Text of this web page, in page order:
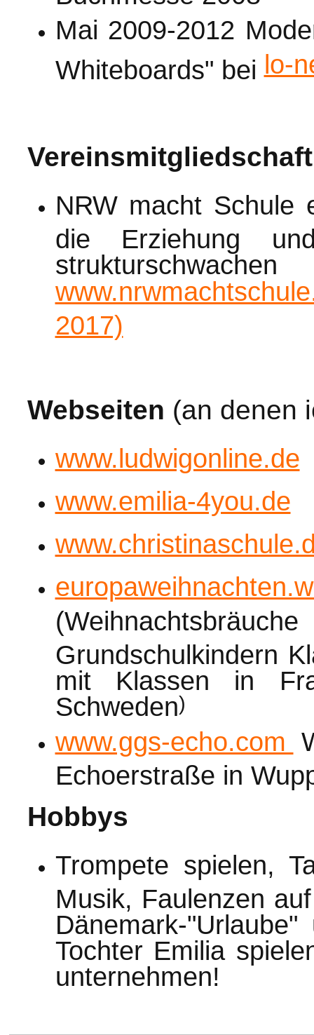
Mai 2009-2012
Whiteboards" bei lo-
NRW macht Schule
die Erziehung
2017)
Webseiten (an denen
www.ludwigonline.de
www.emilia-4you.de
Grundschulkindern
mit Klassen in
Schweden)
www.ggs-echo.com
Echoerstraße in
Hobbys
Trompete spielen,
Musik, Faulenzen
Dänemark-
Tochter Emilia
unternehmen!